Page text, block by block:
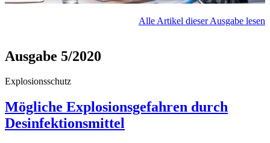
Alle Artikel dieser Ausgabe lesen
Ausgabe 5/2020
Explosionsschutz
Mögliche Explosionsgefahren durch
Desinfektionsmittel